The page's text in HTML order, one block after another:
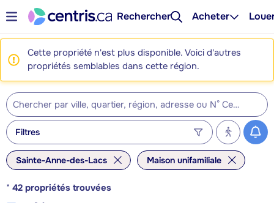
Rechercher Acheter
Cette propriété n'est plus disponible. Voici d'autres
propriétés semblables dans cette région.
Filtres
Sainte-Anne-des-Lacs Maison unifamiliale
* 42 propriétés trouvées